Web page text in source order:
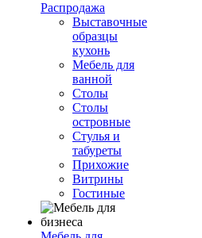
Распродажа
Выставочные
образцы
кухонь
Мебель для
ванной
Столы
Столы
островные
Стулья и
табуреты
Прихожие
Витрины
Гостиные